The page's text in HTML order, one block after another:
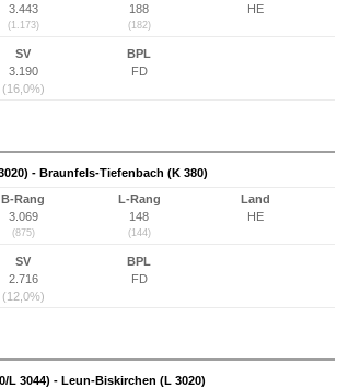
3.443
(1.173)
188
(182)
HE
SV
3.190
(16,0%)
BPL
FD
- Braunfels-Tiefenbach (K 380)
B-Rang
3.069
(875)
L-Rang
148
(144)
Land
HE
SV
2.716
(12,0%)
BPL
FD
L 3044) - Leun-Biskirchen (L 3020)